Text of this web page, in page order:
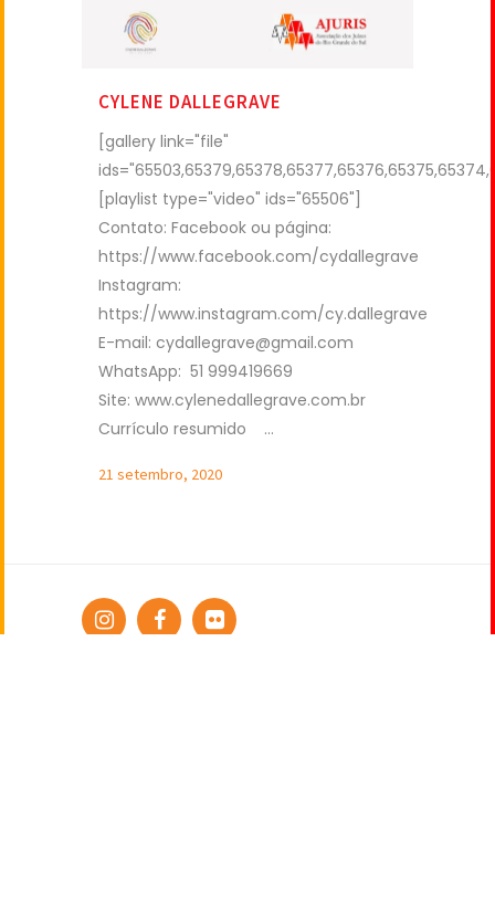
CYLENE DALLEGRAVE
[gallery link="file"
[playlist type="video" ids="65506"]
Contato: Facebook ou página:
https://www.facebook.com/cydallegrave
Instagram:
https://www.instagram.com/cy.dallegrave
E-mail: cydallegrave@gmail.com
WhatsApp: 51 999419669
Site: www.cylenedallegrave.com.br
Currículo resumido ...
21 setembro, 2020